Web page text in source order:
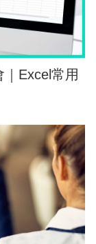
｜Excel常用